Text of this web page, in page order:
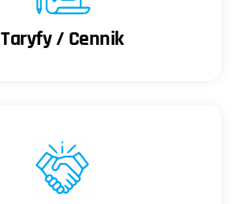
Taryfy / Cennik